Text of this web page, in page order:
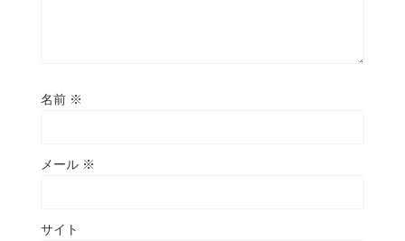
名前 ※
メール ※
サイト